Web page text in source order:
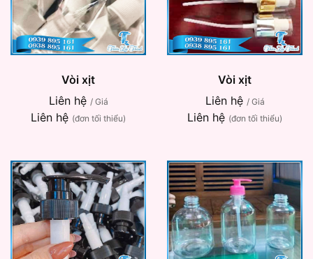
Vòi xịt
Liên hệ / Giá
Liên hệ (đơn tối thiểu)
Vòi xịt
Liên hệ / Giá
Liên hệ (đơn tối thiểu)